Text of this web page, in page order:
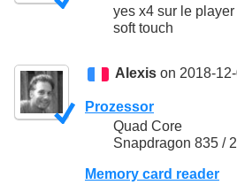
yes x4 sur le
soft touch
Alexis on 2018-
Prozessor
Quad Core
Snapdragon 835 /
Memory card reader